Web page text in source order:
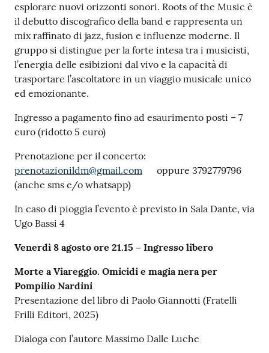
esplorare nuovi orizzonti sonori. Roots of the Music è
il debutto discografico della band e rappresenta un
mix raffinato di jazz, fusion e influenze moderne. Il
gruppo si distingue per la forte intesa tra i musicisti,
l’energia delle esibizioni dal vivo e la capacità di
trasportare l’ascoltatore in un viaggio musicale unico
ed emozionante.
Ingresso a pagamento fino ad esaurimento posti – 7
euro (ridotto 5 euro)
Prenotazione per il concerto:
prenotazionildm@gmail.com
oppure 3792779796
(anche sms e/o whatsapp)
In caso di pioggia l’evento è previsto in Sala Dante, via
Ugo Bassi 4
Venerdì 8 agosto ore 21.15 – Ingresso libero
Morte a Viareggio. Omicidi e magia nera per
Pompilio Nardini
Presentazione del libro di Paolo Giannotti (Fratelli
Frilli Editori, 2025)
Dialoga con l’autore Massimo Dalle Luche